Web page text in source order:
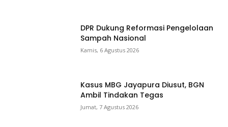
DPR Dukung Reformasi Pengelolaan
Sampah Nasional
Kamis, 6 Agustus 2026
Kasus MBG Jayapura Diusut, BGN
Ambil Tindakan Tegas
Jumat, 7 Agustus 2026